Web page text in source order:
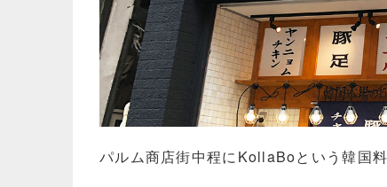
パルム商店街中程にKollaBoという韓国